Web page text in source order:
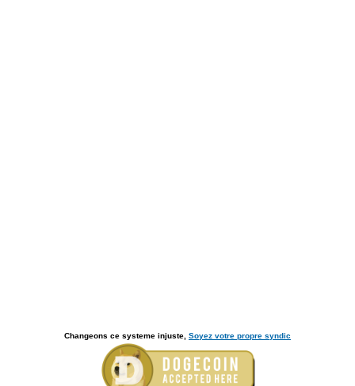
Changeons ce systeme injuste, Soyez votre propre syndic